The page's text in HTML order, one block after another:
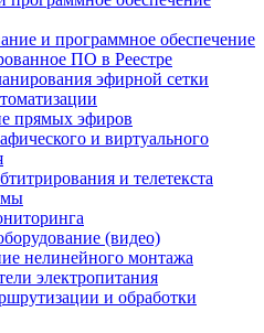
и программное обеспечение
ПО в Реестре
эфирной сетки
прямых эфиров
и виртуального
и телетекста
(видео)
нелинейного монтажа
электропитания
и обработки